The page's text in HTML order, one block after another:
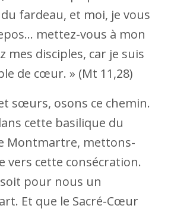
fardeau, et moi, je vous
mettez-vous à mon
mes disciples, car je suis
de cœur. » (Mt 11,28)
sœurs, osons ce chemin.
cette basilique du
Montmartre, mettons-
vers cette consécration.
pour nous un
Et que le Sacré-Cœur